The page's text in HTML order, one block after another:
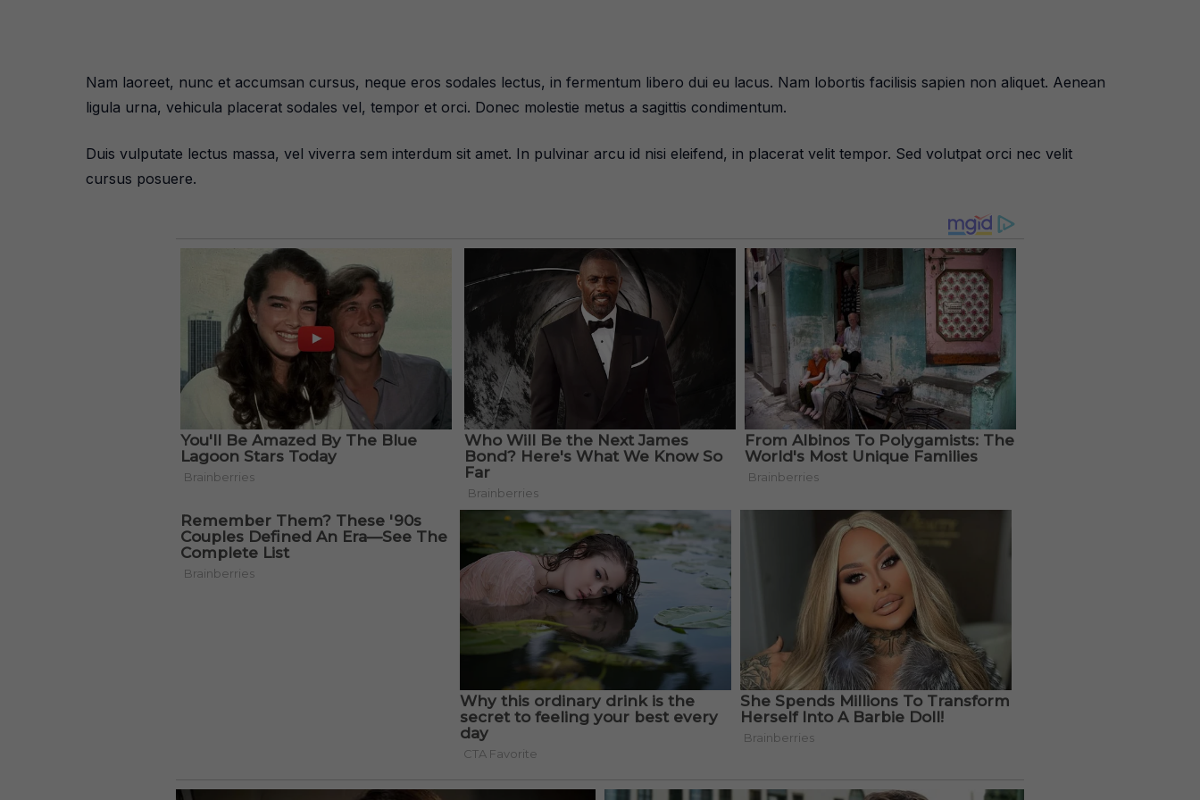
Nam laoreet, nunc et accumsan cursus, neque eros sodales lectus, in fermentum libero dui eu lacus. Nam lobortis facilisis sapien non aliquet. Aenean
ligula urna, vehicula placerat sodales vel, tempor et orci. Donec molestie metus a sagittis condimentum.
Duis vulputate lectus massa, vel viverra sem interdum sit amet. In pulvinar arcu id nisi eleifend, in placerat velit tempor. Sed volutpat orci nec velit
cursus posuere.